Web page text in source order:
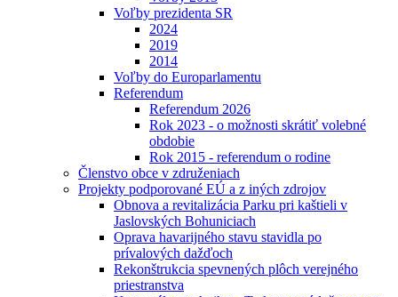
Voľby prezidenta SR
2024
2019
2014
Voľby do Europarlamentu
Referendum
Referendum 2026
Rok 2023 - o možnosti skrátiť volebné
obdobie
Rok 2015 - referendum o rodine
Členstvo obce v združeniach
Projekty podporované EÚ a z iných zdrojov
Obnova a revitalizácia Parku pri kaštieli v
Jaslovských Bohuniciach
Oprava havarijného stavu stavidla po
prívalových dažďoch
Rekonštrukcia spevnených plôch verejného
priestranstva